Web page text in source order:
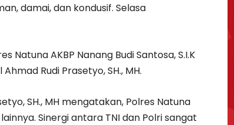
damai, dan kondusif. Selasa
Natuna AKBP Nanang Budi Santosa, S.I.K
Rudi Prasetyo, SH., MH.
SH., MH mengatakan, Polres Natuna
Sinergi antara TNI dan Polri sangat